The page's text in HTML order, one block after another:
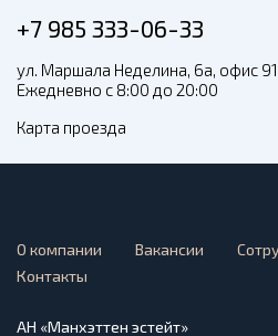
+7 985 333-06-33
ул. Маршала Неделина, 6а, офис
Ежедневно с 8:00 до 20:00
Карта проезда
О компании Вакансии
Контакты
АН «Манхэттен эстейт»